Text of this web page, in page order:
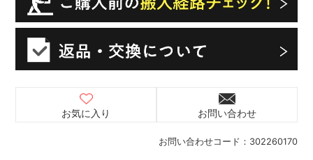
お問い合わせコード： 302260170
お気に入り お問い合わせ